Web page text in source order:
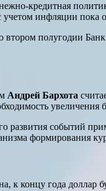
кредитная
инфляции пока
втором полугодии
Андрей Бархота
развития событий
формирования
к концу года доллар